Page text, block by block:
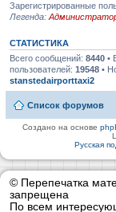
Зарегистрированные
Легенда:
СТАТИСТИКА
Всего сообщений: 8440 •
пользователей: 19548 •
stanstedairporttaxi2
Список форумов
Создано на основе
Русская
© Перепечатка
запрещена
По всем